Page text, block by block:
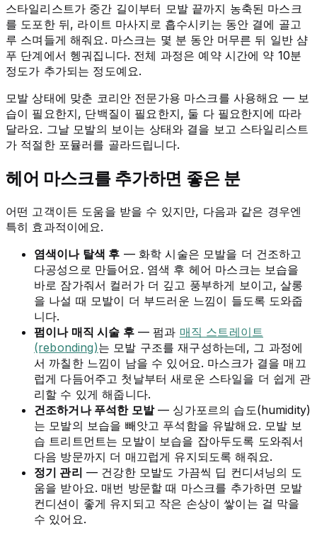
스타일리스트가 중간 길이부터 모발 끝까지 농축된 마스크
를 도포한 뒤, 라이트 마사지로 흡수시키는 동안 결에 골고
루 스며들게 해줘요. 마스크는 몇 분 동안 머무른 뒤 일반 샴
푸 단계에서 헹궈집니다. 전체 과정은 예약 시간에 약 10분
정도가 추가되는 정도예요.
모발 상태에 맞춘 코리안 전문가용 마스크를 사용해요 — 보
습이 필요한지, 단백질이 필요한지, 둘 다 필요한지에 따라
달라요. 그날 모발의 보이는 상태와 결을 보고 스타일리스트
가 적절한 포뮬러를 골라드립니다.
헤어 마스크를 추가하면 좋은 분
어떤 고객이든 도움을 받을 수 있지만, 다음과 같은 경우엔
특히 효과적이에요.
염색이나 탈색 후 — 화학 시술은 모발을 더 건조하고
다공성으로 만들어요. 염색 후 헤어 마스크는 보습을
바로 잠가줘서 컬러가 더 깊고 풍부하게 보이고, 살롱
을 나설 때 모발이 더 부드러운 느낌이 들도록 도와줍
니다.
펌이나 매직 시술 후— 펌과 매직 스트레이트
(rebonding)는 모발 구조를 재구성하는데, 그 과정에
서 까칠한 느낌이 남을 수 있어요. 마스크가 결을 매끄
럽게 다듬어주고 첫날부터 새로운 스타일을 더 쉽게 관
리할 수 있게 해줍니다.
건조하거나 푸석한 모발— 싱가포르의 습도(humidity)
는 모발의 보습을 빼앗고 푸석함을 유발해요. 모발 보
습 트리트먼트는 모발이 보습을 잡아두도록 도와줘서
다음 방문까지 더 매끄럽게 유지되도록 해줘요.
정기 관리 — 건강한 모발도 가끔씩 딥 컨디셔닝의 도
움을 받아요. 매번 방문할 때 마스크를 추가하면 모발
컨디션이 좋게 유지되고 작은 손상이 쌓이는 걸 막을
수 있어요.